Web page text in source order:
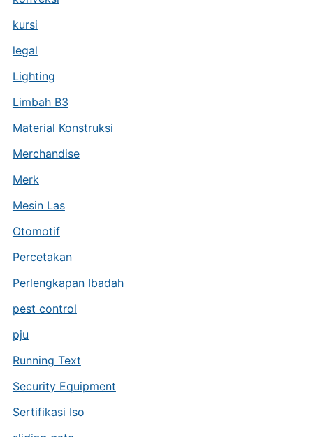
kursi
legal
Lighting
Limbah B3
Material Konstruksi
Merchandise
Merk
Mesin Las
Otomotif
Percetakan
Perlengkapan Ibadah
pest control
pju
Running Text
Security Equipment
Sertifikasi Iso